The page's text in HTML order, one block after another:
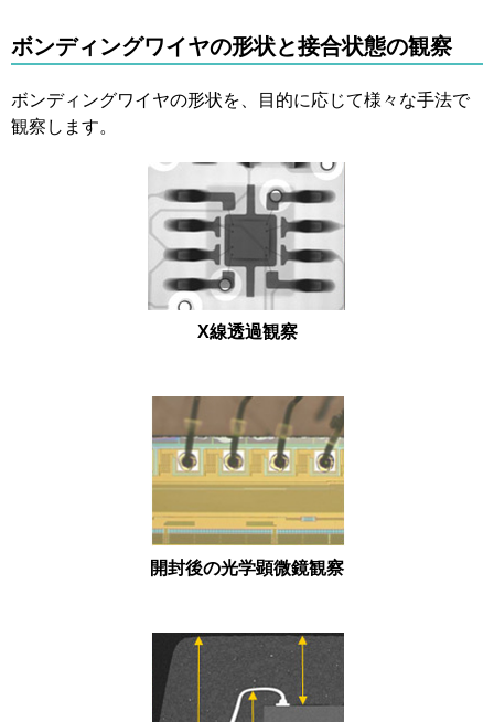
ボンディングワイヤの形状と接合状態の観察
ボンディングワイヤの形状を、目的に応じて様々な手法で
観察します。
X線透過観察
開封後の光学顕微鏡観察